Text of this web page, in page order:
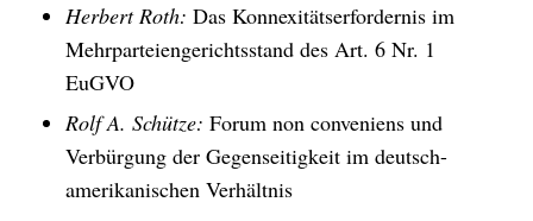
Herbert Roth: Das Konnexitätserfordernis im
Mehrparteiengerichtsstand des Art. 6 Nr. 1
EuGVO
Rolf A. Schütze: Forum non conveniens und
Verbürgung der Gegenseitigkeit im deutsch-
amerikanischen Verhältnis